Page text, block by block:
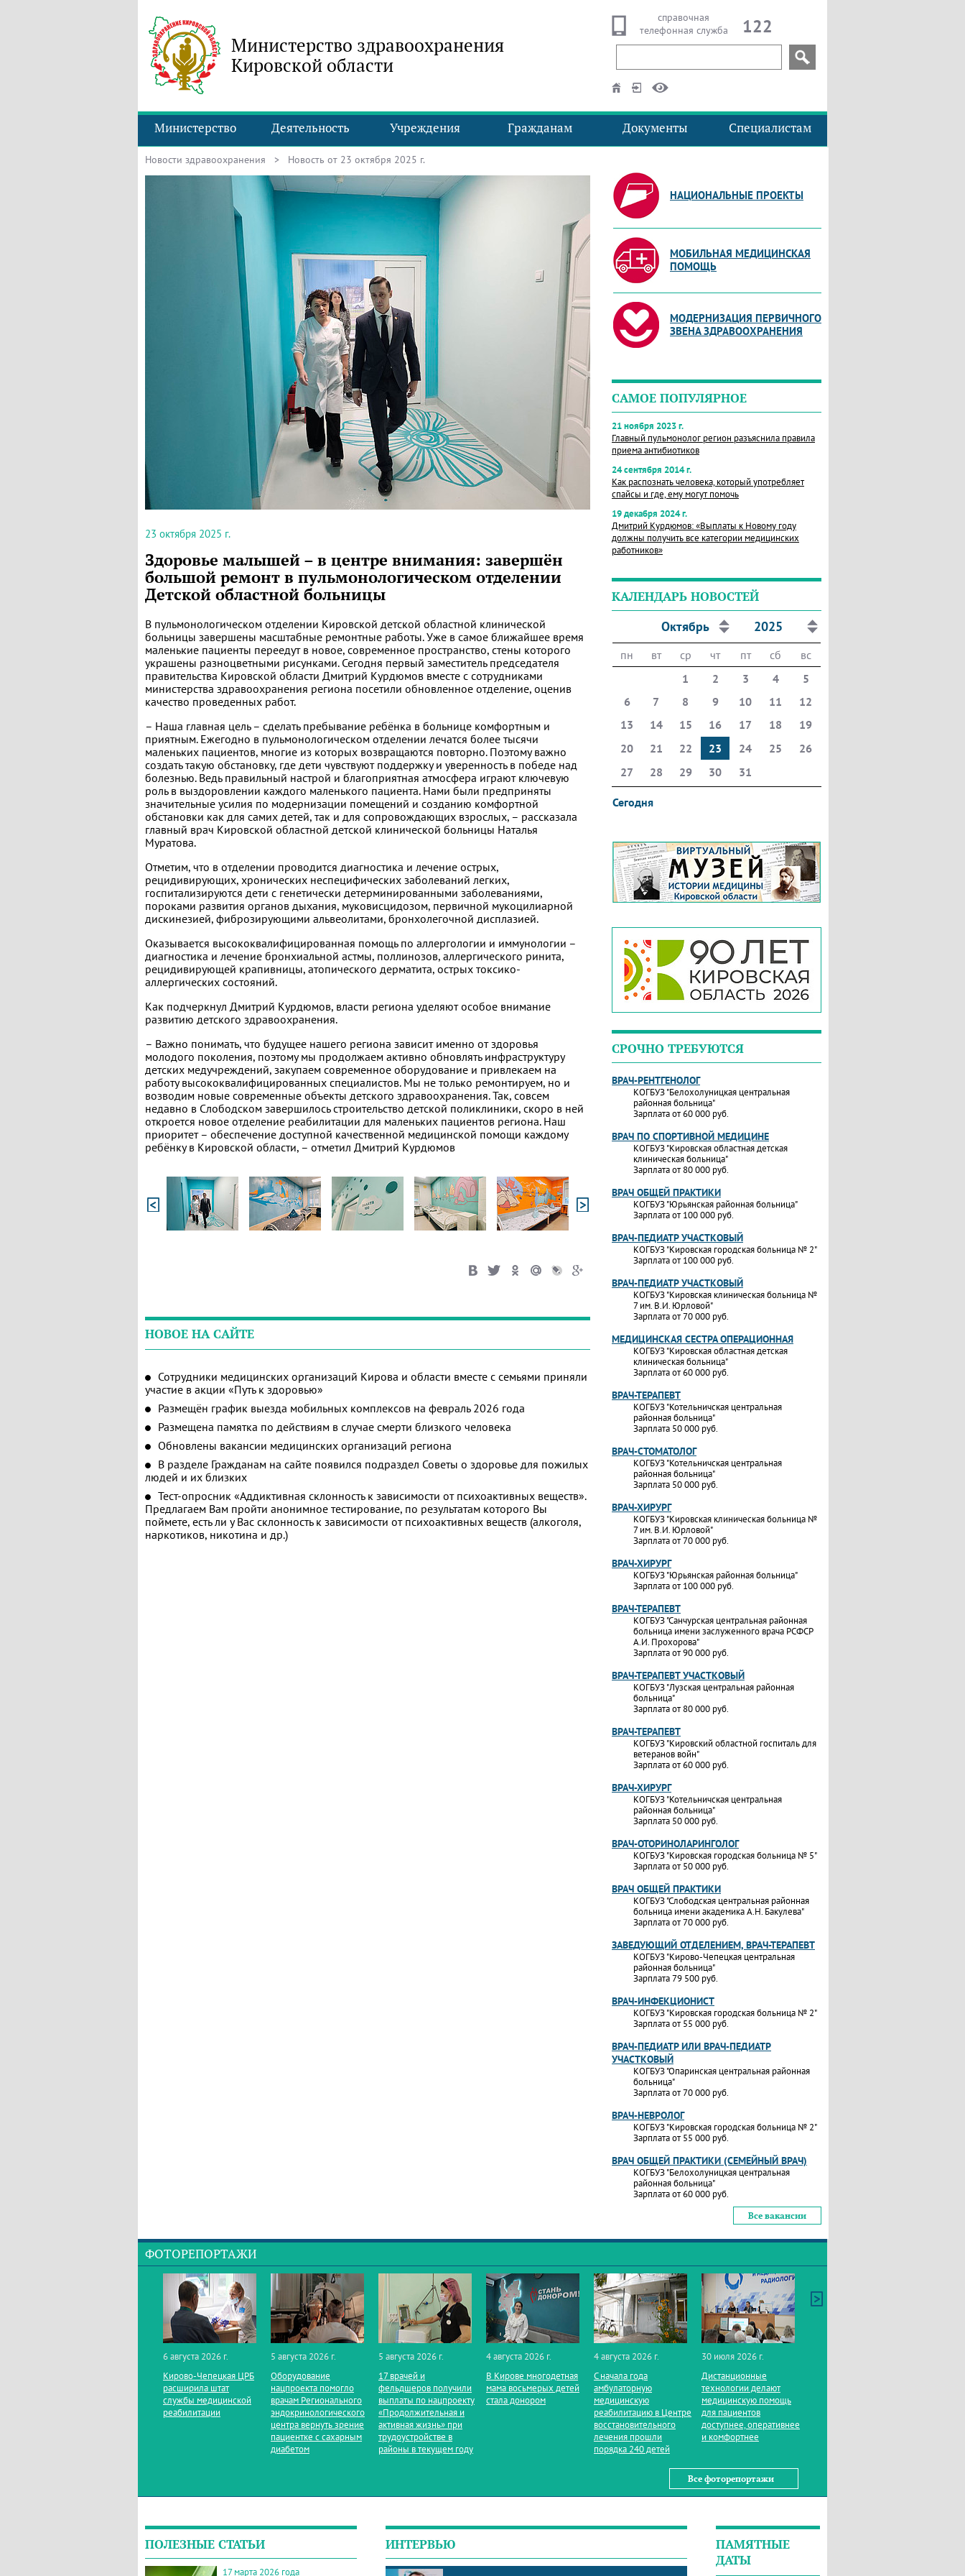
Министерство здравоохранения
Кировской области
справочная
телефонная служба
122
Министерство Деятельность Учреждения Гражданам Документы Специалистам
Новости здравоохранения > Новость от 23 октября 2025 г.
23 октября 2025 г.
Здоровье малышей – в центре внимания: завершён
большой ремонт в пульмонологическом отделении
Детской областной больницы
В пульмонологическом отделении Кировской детской областной клинической
больницы завершены масштабные ремонтные работы. Уже в самое ближайшее время
маленькие пациенты переедут в новое, современное пространство, стены которого
украшены разноцветными рисунками. Сегодня первый заместитель председателя
правительства Кировской области Дмитрий Курдюмов вместе с сотрудниками
министерства здравоохранения региона посетили обновленное отделение, оценив
качество проведенных работ.
– Наша главная цель – сделать пребывание ребёнка в больнице комфортным и
приятным. Ежегодно в пульмонологическом отделении лечатся более тысячи
маленьких пациентов, многие из которых возвращаются повторно. Поэтому важно
создать такую обстановку, где дети чувствуют поддержку и уверенность в победе над
болезнью. Ведь правильный настрой и благоприятная атмосфера играют ключевую
роль в выздоровлении каждого маленького пациента. Нами были предприняты
значительные усилия по модернизации помещений и созданию комфортной
обстановки как для самих детей, так и для сопровождающих взрослых, – рассказала
главный врач Кировской областной детской клинической больницы Наталья
Муратова.
Отметим, что в отделении проводится диагностика и лечение острых,
рецидивирующих, хронических неспецифических заболеваний легких,
госпитализируются дети с генетически детерминированными заболеваниями,
пороками развития органов дыхания, муковисцидозом, первичной мукоцилиарной
дискинезией, фиброзирующими альвеолитами, бронхолегочной дисплазией.
Оказывается высококвалифицированная помощь по аллергологии и иммунологии –
диагностика и лечение бронхиальной астмы, поллинозов, аллергического ринита,
рецидивирующей крапивницы, атопического дерматита, острых токсико-
аллергических состояний.
Как подчеркнул Дмитрий Курдюмов, власти региона уделяют особое внимание
развитию детского здравоохранения.
– Важно понимать, что будущее нашего региона зависит именно от здоровья
молодого поколения, поэтому мы продолжаем активно обновлять инфраструктуру
детских медучреждений, закупаем современное оборудование и привлекаем на
работу высококвалифицированных специалистов. Мы не только ремонтируем, но и
возводим новые современные объекты детского здравоохранения. Так, совсем
недавно в Слободском завершилось строительство детской поликлиники, скоро в ней
откроется новое отделение реабилитации для маленьких пациентов региона. Наш
приоритет – обеспечение доступной качественной медицинской помощи каждому
ребёнку в Кировской области, – отметил Дмитрий Курдюмов
НОВОЕ НА САЙТЕ
Сотрудники медицинских организаций Кирова и области вместе с семьями приняли
участие в акции «Путь к здоровью»
Размещён график выезда мобильных комплексов на февраль 2026 года
Размещена памятка по действиям в случае смерти близкого человека
Обновлены вакансии медицинских организаций региона
В разделе Гражданам на сайте появился подраздел Советы о здоровье для пожилых
людей и их близких
Тест-опросник «Аддиктивная склонность к зависимости от психоактивных веществ».
Предлагаем Вам пройти анонимное тестирование, по результатам которого Вы
поймете, есть ли у Вас склонность к зависимости от психоактивных веществ (алкоголя,
наркотиков, никотина и др.)
НАЦИОНАЛЬНЫЕ ПРОЕКТЫ
МОБИЛЬНАЯ МЕДИЦИНСКАЯ
ПОМОЩЬ
МОДЕРНИЗАЦИЯ ПЕРВИЧНОГО
ЗВЕНА ЗДРАВООХРАНЕНИЯ
САМОЕ ПОПУЛЯРНОЕ
21 ноября 2023 г.
Главный пульмонолог регион разъяснила правила
приема антибиотиков
24 сентября 2014 г.
Как распознать человека, который употребляет
спайсы и где, ему могут помочь
19 декабря 2024 г.
Дмитрий Курдюмов: «Выплаты к Новому году
должны получить все категории медицинских
работников»
КАЛЕНДАРЬ НОВОСТЕЙ
Октябрь 2025
пн вт ср чт пт сб
вс
1
2 3 4
5
6
7 8 9 10 11
12
13
14 15 16 17 18
19
20
21 22 23 24 25
26
27
28 29 30 31
Сегодня
СРОЧНО ТРЕБУЮТСЯ
ВРАЧ-РЕНТГЕНОЛОГ
КОГБУЗ "Белохолуницкая центральная
районная больница"
Зарплата от 60 000 руб.
ВРАЧ ПО СПОРТИВНОЙ МЕДИЦИНЕ
КОГБУЗ "Кировская областная детская
клиническая больница"
Зарплата от 80 000 руб.
ВРАЧ ОБЩЕЙ ПРАКТИКИ
КОГБУЗ "Юрьянская районная больница"
Зарплата от 100 000 руб.
ВРАЧ-ПЕДИАТР УЧАСТКОВЫЙ
КОГБУЗ "Кировская городская больница № 2"
Зарплата от 100 000 руб.
ВРАЧ-ПЕДИАТР УЧАСТКОВЫЙ
КОГБУЗ "Кировская клиническая больница №
7 им. В.И. Юрловой"
Зарплата от 70 000 руб.
МЕДИЦИНСКАЯ СЕСТРА ОПЕРАЦИОННАЯ
КОГБУЗ "Кировская областная детская
клиническая больница"
Зарплата от 60 000 руб.
ВРАЧ-ТЕРАПЕВТ
КОГБУЗ "Котельничская центральная
районная больница"
Зарплата 50 000 руб.
ВРАЧ-СТОМАТОЛОГ
КОГБУЗ "Котельничская центральная
районная больница"
Зарплата 50 000 руб.
ВРАЧ-ХИРУРГ
КОГБУЗ "Кировская клиническая больница №
7 им. В.И. Юрловой"
Зарплата от 70 000 руб.
ВРАЧ-ХИРУРГ
КОГБУЗ "Юрьянская районная больница"
Зарплата от 100 000 руб.
ВРАЧ-ТЕРАПЕВТ
КОГБУЗ "Санчурская центральная районная
больница имени заслуженного врача РСФСР
А.И. Прохорова"
Зарплата от 90 000 руб.
ВРАЧ-ТЕРАПЕВТ УЧАСТКОВЫЙ
КОГБУЗ "Лузская центральная районная
больница"
Зарплата от 80 000 руб.
ВРАЧ-ТЕРАПЕВТ
КОГБУЗ "Кировский областной госпиталь для
ветеранов войн"
Зарплата от 60 000 руб.
ВРАЧ-ХИРУРГ
КОГБУЗ "Котельничская центральная
районная больница"
Зарплата 50 000 руб.
ВРАЧ-ОТОРИНОЛАРИНГОЛОГ
КОГБУЗ "Кировская городская больница № 5"
Зарплата от 50 000 руб.
ВРАЧ ОБЩЕЙ ПРАКТИКИ
КОГБУЗ "Слободская центральная районная
больница имени академика А.Н. Бакулева"
Зарплата от 70 000 руб.
ЗАВЕДУЮЩИЙ ОТДЕЛЕНИЕМ, ВРАЧ-ТЕРАПЕВТ
КОГБУЗ "Кирово-Чепецкая центральная
районная больница"
Зарплата 79 500 руб.
ВРАЧ-ИНФЕКЦИОНИСТ
КОГБУЗ "Кировская городская больница № 2"
Зарплата от 55 000 руб.
ВРАЧ-ПЕДИАТР ИЛИ ВРАЧ-ПЕДИАТР
УЧАСТКОВЫЙ
КОГБУЗ "Опаринская центральная районная
больница"
Зарплата от 70 000 руб.
ВРАЧ-НЕВРОЛОГ
КОГБУЗ "Кировская городская больница № 2"
Зарплата от 55 000 руб.
ВРАЧ ОБЩЕЙ ПРАКТИКИ (СЕМЕЙНЫЙ ВРАЧ)
КОГБУЗ "Белохолуницкая центральная
районная больница"
Зарплата от 60 000 руб.
Все вакансии
ФОТОРЕПОРТАЖИ
6 августа 2026 г.
Кирово‑Чепецкая ЦРБ
расширила штат
службы медицинской
реабилитации
5 августа 2026 г.
Оборудование
нацпроекта помогло
врачам Регионального
эндокринологического
центра вернуть зрение
пациентке с сахарным
диабетом
5 августа 2026 г.
17 врачей и
фельдшеров получили
выплаты по нацпроекту
«Продолжительная и
активная жизнь» при
трудоустройстве в
районы в текущем году
4 августа 2026 г.
В Кирове многодетная
мама восьмерых детей
стала донором
4 августа 2026 г.
С начала года
амбулаторную
медицинскую
реабилитацию в Центре
восстановительного
лечения прошли
порядка 240 детей
30 июля 2026 г.
Дистанционные
технологии делают
медицинскую помощь
для пациентов
доступнее, оперативнее
и комфортнее
Все фоторепортажи
ПОЛЕЗНЫЕ СТАТЬИ
17 марта 2026 года
ИНТЕРВЬЮ
ПАМЯТНЫЕ
ДАТЫ